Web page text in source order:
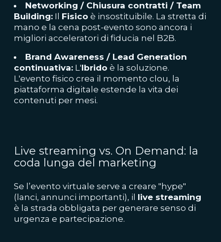
Networking / Chiusura contratti / Team
Building: Il Fisico è insostituibile. La stretta di
mano e la cena post-evento sono ancora i
migliori acceleratori di fiducia nel B2B.
Brand Awareness / Lead Generation
continuativa: L'Ibrido è la soluzione.
L'evento fisico crea il momento clou, la
piattaforma digitale estende la vita dei
contenuti per mesi.
Live streaming vs. On Demand: la
coda lunga del marketing
Se l’evento virtuale serve a creare "hype"
(lanci, annunci importanti), il live streaming
è la strada obbligata per generare senso di
urgenza e partecipazione.